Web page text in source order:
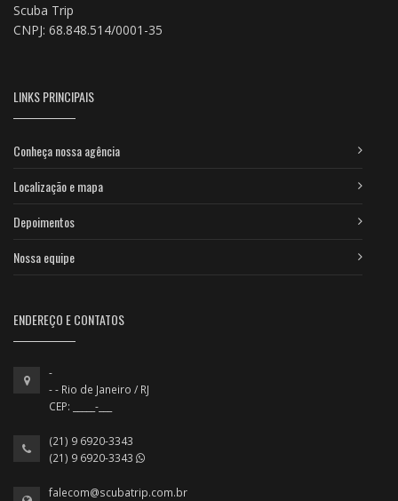
Scuba Trip
CNPJ: 68.848.514/0001-35
LINKS PRINCIPAIS
Conheça nossa agência
Localização e mapa
Depoimentos
Nossa equipe
ENDEREÇO E CONTATOS
-
- - Rio de Janeiro / RJ
CEP: _____-___
(21) 9 6920-3343
(21) 9 6920-3343
falecom@scubatrip.com.br